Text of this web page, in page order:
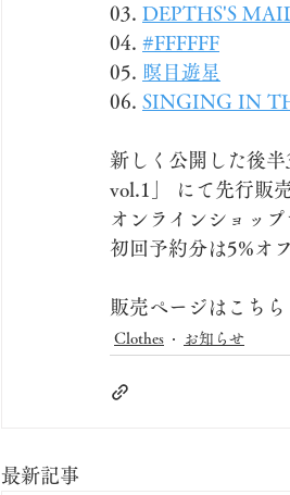
03. DEPTHS'S
04. #FFFFFF
05. 瞑目遊星
06. SINGING IN
新しく公開した後
vol.1」 にて先行販
オンラインショッ
初回予約分は5%オ
販売ページはこちら
Clothes お知らせ
最新記事